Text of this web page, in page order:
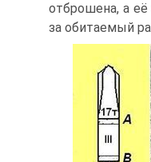
отброшена, а
за обитаемый